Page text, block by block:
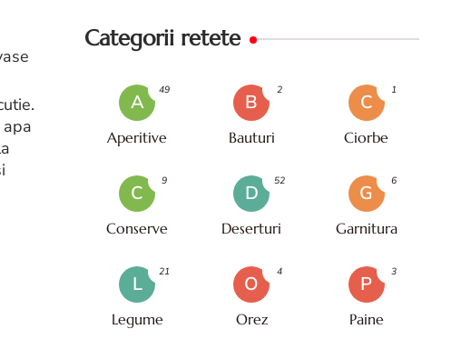
Categorii retete
A
Aperitive
49
B
Bauturi
2
C
Ciorbe
1
C
Conserve
9
D
Deserturi
52
G
Garnitura
6
L
Legume
21
O
Orez
4
P
Paine
3